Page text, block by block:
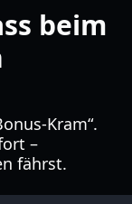
beim
Kram“.
–
fährst.